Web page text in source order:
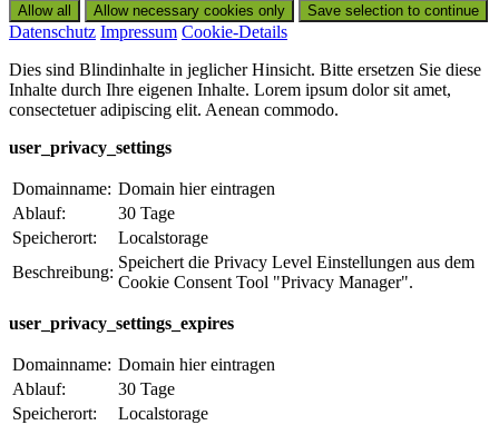
Datenschutz Impressum Cookie-Details
Dies sind Blindinhalte in jeglicher Hinsicht. Bitte ersetzen Sie diese
Inhalte durch Ihre eigenen Inhalte. Lorem ipsum dolor sit amet,
consectetuer adipiscing elit. Aenean commodo.
user_privacy_settings
Domainname: Domain hier eintragen
Ablauf:
30 Tage
Speicherort:
Localstorage
Beschreibung:
Speichert die Privacy Level Einstellungen aus dem
Cookie Consent Tool "Privacy Manager".
user_privacy_settings_expires
Domainname: Domain hier eintragen
Ablauf:
30 Tage
Speicherort:
Localstorage